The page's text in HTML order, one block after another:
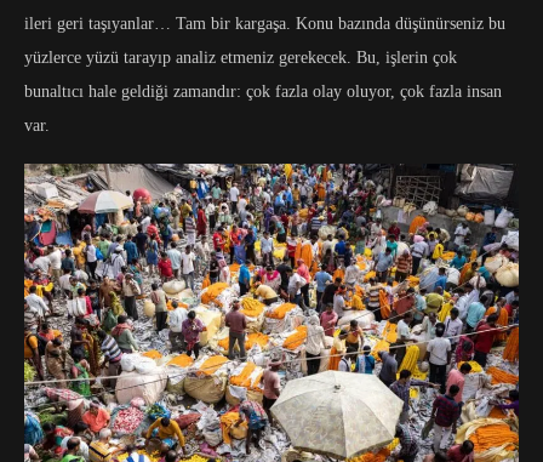
ileri geri taşıyanlar… Tam bir kargaşa. Konu bazında düşünürseniz bu
yüzlerce yüzü tarayıp analiz etmeniz gerekecek. Bu, işlerin çok
bunaltıcı hale geldiği zamandır: çok fazla olay oluyor, çok fazla insan
var.